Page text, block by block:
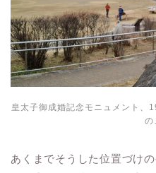
皇太子御成婚記念モニュメント、
の
あくまでそうした位置づけ